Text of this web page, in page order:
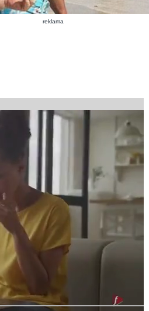
reklama